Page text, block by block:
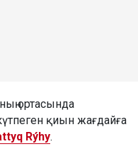
ортасында
қиын жағдайға
Rýhy.